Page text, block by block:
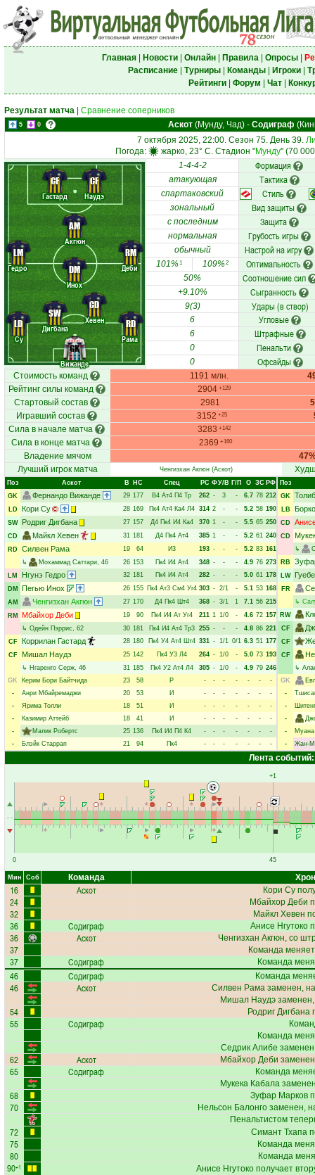
Главная| Новости| Онлайн| Правила| Опросы|
Расписание| Турниры| Команды| Игроки|
Рейтинги| Форум Чат|
Результат матча Сравнение соперников
5 0 Аскот(Мунду, Чад)- Содиграф
7 октября 2025, 22:00. Сезон 75. День 39.
Погода:
жарко, 23° C. Стадион "Мунду" (70
Вижанде
Су
Дигбана
Хевен
Рама
Гедро
Инох
Акгюн
Деби
Гастард Наудэ
GK
LD
SW
CD
RD
LM
DM
AM
RM
CF CF
1-4-4-2 Формация
атакующая Тактика
спартаковский Стиль
зональный Вид защиты
с последним Защита
нормальная Грубость игры
обычный Настрой на игру
101%1 109%2 Оптимальность
50% Соотношение сил
+9.10% Сыгранность
9(3) Удары (в створ)
6 Угловые
6 Штрафные
0 Пенальти
0 Офсайды
Стоимость команд 1191 млн.
Рейтинг силы команд
2904 +129
Стартовый состав 2981
Игравший состав
3152 +25
Сила в начале матча
3283 +142
Сила в конце матча 2369 +160
Владение мячом
Лучший игрок матча
Ченгизхан Акгюн (Аскот)
Поз Аскот В НC Спец РC ФУ/В Г/П О ЗС РФ
GK
Фернандо Вижанде 29 177 В4 Ат4 П4 Тр 262 - 3 - 6.7 78 212
LD
Кори Су 28 169 Пк4 Ат4 Ка4 Л4 314 2 - - 5.2 58 190
SW
Родриг Дигбана 27 157 Д4 Пк4 И4 Ка4 370 1 - - 5.5 65 250
CD
Майкл Хевен 31 181 Д4 Пк4 Ат4 385 1 - - 5.2 61 240
RD Силвен Рама 19 64 И3 193 - - - 5.2 83 161
↳
Мохаммад Саттари, 46 26 153 Пк4 И4 Ат4 348 - - - 4.9 76 273
LM
Нгунэ Гедро 32 181 Пк4 И4 Ат4 282 - - - 5.0 61 178
DM
Пегью Инох 26 155 Пк4 Ат3 См4 Уг4 303 - 2/1 - 5.1 53 168
AM
Ченгизхан Акгюн 27 170 Д4 Пк4 Шт4 368 - 3/1 1 7.1 56 215
RM
Мбайхор Деби 19 90 Пк4 И4 Ат Уг4 211 1 1/0 - 4.6 72 157
↳ Одейн Пэррис, 62 30 181 Пк4 И4 Ат4 Тр3 255 - - - 4.8 86 221
CF
Коррилан Гастард 28 180 Пк4 У4 Ат4 Шт4 331 - 1/1 0/1 6.3 51 177
CF
Мишал Наудэ 25 142 Пк4 У3 Л4 264 - 1/0 - 5.0 73 193
↳ Нгаренго Серж, 46 31 185 Пк4 У2 Ат4 Л4 305 - 1/0 - 4.9 79 246
GK
Керим Бори Байтчида 23 58 Р - - - - - -
-
-
Анри Мбайремаджи 20 53 И - - - - - -
-
-
Ярима Толли 18 51 И - - - - - -
-
-
Казимир Аттейб 18 41 И - - - - - -
-
-
Малик Робертс 25 136 Пк4 И4 П4 К4 - - - - - -
-
-
Блэйк Старрап 21 94 Пк4 - - - - - - -
Поз
GK
LB
CD
CD
↳
RB
LW
FR
↳
RW
CF
CF
CF
↳
GK
-
-
-
-
-
Жан-
Лента событий:
0
+1
45
Мин Соб Команда
16 Аскот Кори Су
24 Мбайхор Деби
32 Майкл Хевен
36 Содиграф Анисе Нгутоко
36 Аскот Ченгизхан Акгюн, со
37 Команда
37 Содиграф Команда
46 Содиграф Команда
46 Аскот Силвен Рама заменен,
Мишал Наудэ
54 Родриг Дигбана
55 Содиграф
Команда
Седрик Алибе
62 Аскот Мбайхор Деби
65 Содиграф
Команда
Мукека Кабала
68 Зуфар Марков
70 Нельсон Балонгозаменен,
Пенальтистом
72 Симант Тхапа
75 Команда
80 Команда
90+1 Анисе Нгутокополучает